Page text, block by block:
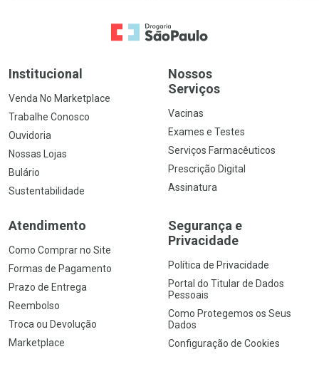
Ir para a Home
Institucional
Venda No Marketplace
Trabalhe Conosco
Ouvidoria
Nossas Lojas
Bulário
Sustentabilidade
Nossos
Serviços
Vacinas
Exames e Testes
Serviços Farmacêuticos
Prescrição Digital
Assinatura
Atendimento
Como Comprar no Site
Formas de Pagamento
Prazo de Entrega
Reembolso
Troca ou Devolução
Marketplace
Segurança e
Privacidade
Política de Privacidade
Portal do Titular de Dados
Pessoais
Como Protegemos os Seus
Dados
Configuração de Cookies